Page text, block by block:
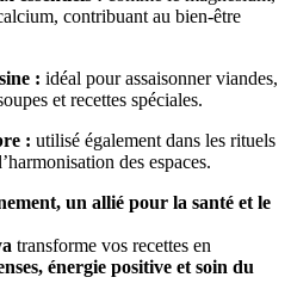
contribuant au bien-être
: idéal pour assaisonner viandes,
et recettes spéciales.
: utilisé également dans les rituels
des espaces.
un allié pour la santé et le
transforme vos recettes en
énergie positive et soin du